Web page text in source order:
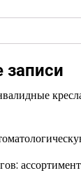
записи